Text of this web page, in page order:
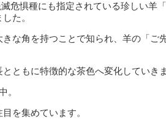
危惧種にも指定されている珍しい羊
た。
な角を持つことで知られ、羊の「ご
ともに特徴的な茶色へ変化していきま
。
を集めています。